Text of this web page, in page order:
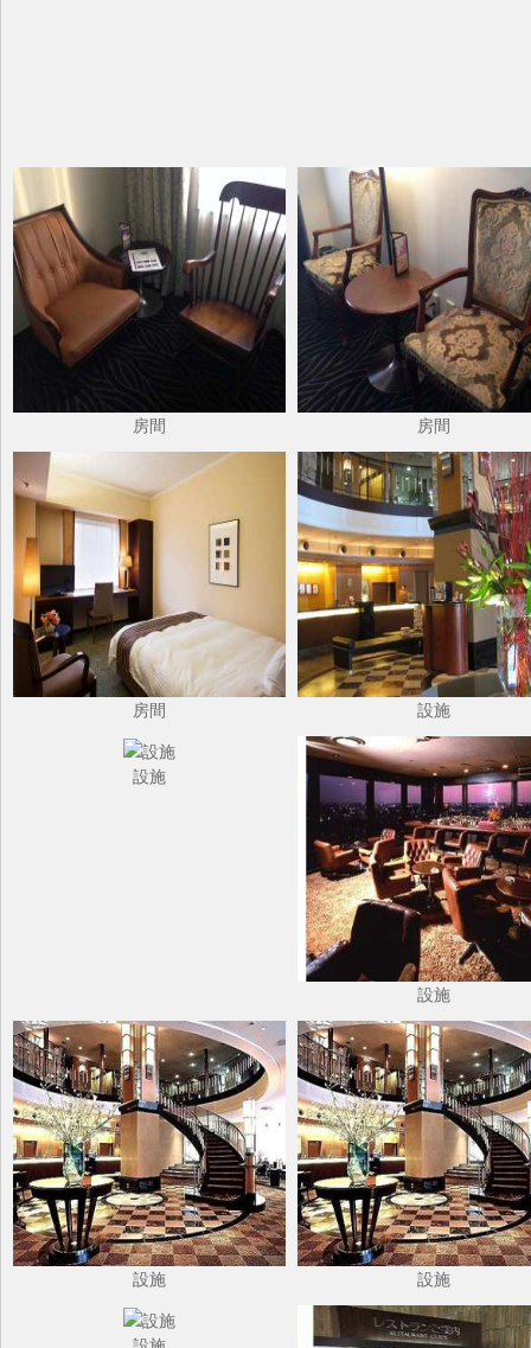
房間 房間
房間 設施
設施
設施
設施 設施